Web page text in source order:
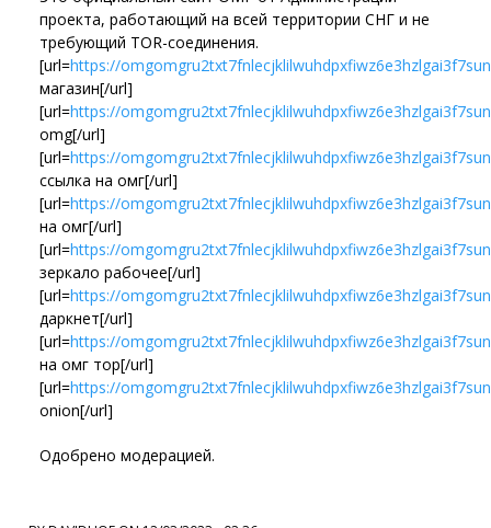
проекта, работающий на всей территории СНГ и не
требующий TOR-соединения.
[url=https://
магазин[/url]
[url=https://
omg[/url]
[url=https://
ссылка на омг[/url]
[url=https://
на омг[/url]
[url=https://
зеркало рабочее[/url]
[url=https://
даркнет[/url]
[url=https://
на омг тор[/url]
[url=https://
onion[/url]
Одобрено модерацией.